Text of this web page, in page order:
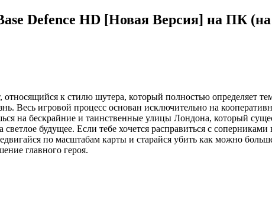
Defence HD [Новая Версия] на ПК
к стилю шутера, который полностью определяет
Весь игровой процесс основан исключительно на
на бескрайние и таинственные улицы Лондона, который
будущее. Если тебе хочется расправиться с
по масштабам карты и старайся убить как можно
главного героя.